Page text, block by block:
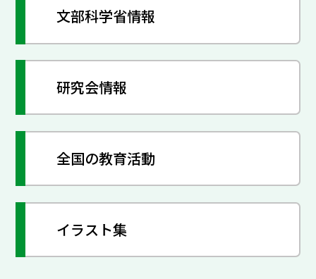
文部科学省情報
研究会情報
全国の教育活動
イラスト集